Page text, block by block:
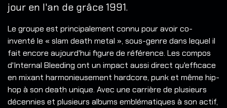
jour en l'an de grâce 1991.
Le groupe est principalement connu pour avoir co-
inventé le « slam death metal », sous-genre dans lequel il
fait encore aujourd'hui figure de référence. Les compos
d'Internal Bleeding ont un impact aussi direct qu'efficace
en mixant harmonieusement hardcore, punk et même hip-
hop à son death unique. Avec une carrière de plusieurs
décennies et plusieurs albums emblématiques à son actif,